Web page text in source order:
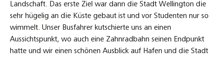
Landschaft. Das erste Ziel war dann die Stadt Wellington die
sehr hügelig an die Küste gebaut ist und vor Studenten nur so
wimmelt. Unser Busfahrer kutschierte uns an einen
Aussichtspunkt, wo auch eine Zahnradbahn seinen Endpunkt
hatte und wir einen schönen Ausblick auf Hafen und die Stadt